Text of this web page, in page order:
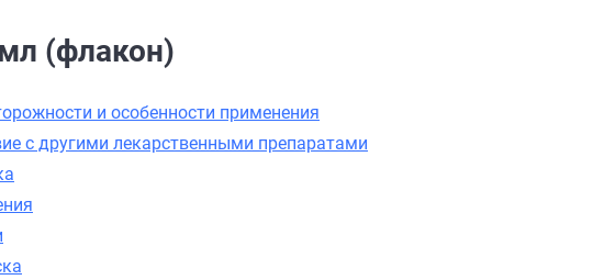
(флакон)
и особенности применения
с другими лекарственными препаратами